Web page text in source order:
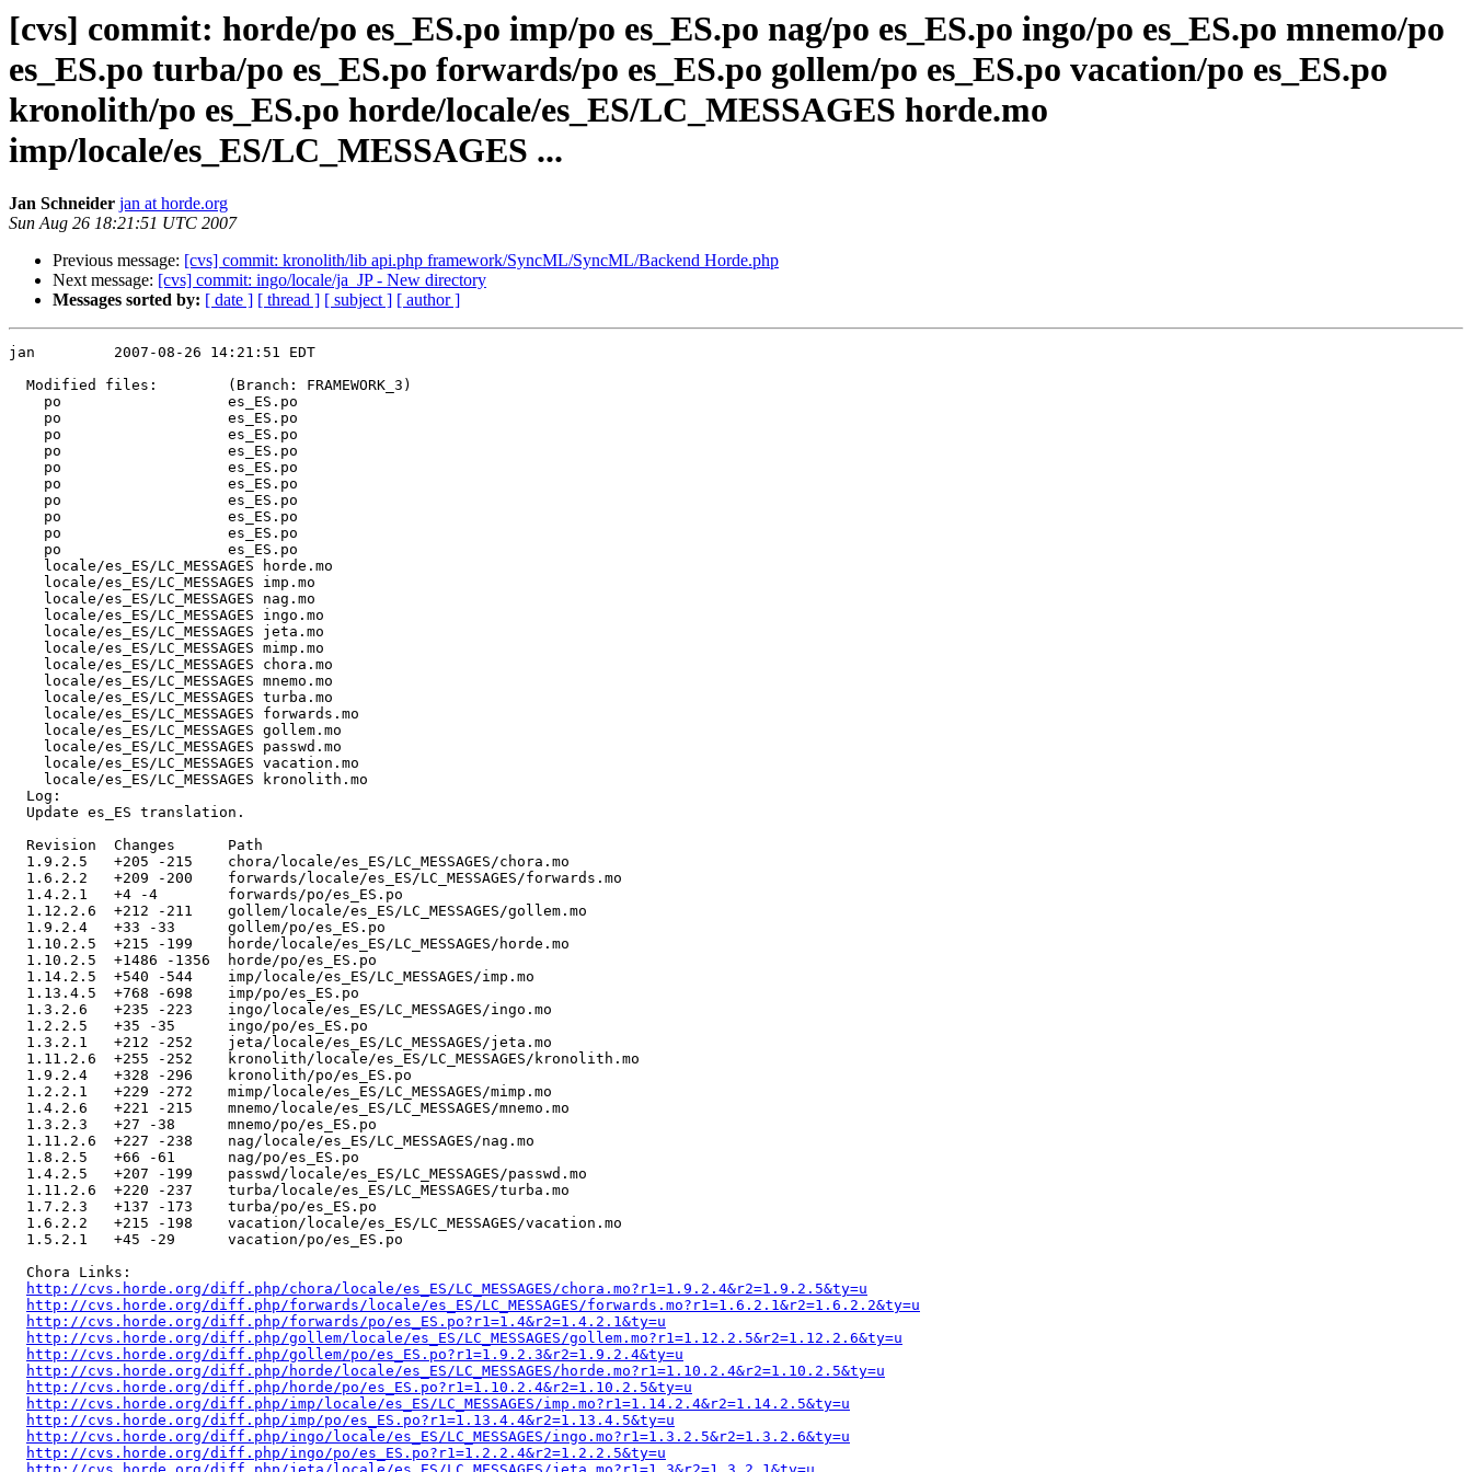
[cvs] commit: horde/po es_ES.po imp/po es_ES.po nag/po es_ES.po ingo/po es_ES.po mnemo/po
es_ES.po turba/po es_ES.po forwards/po es_ES.po gollem/po es_ES.po vacation/po es_ES.po
kronolith/po es_ES.po horde/locale/es_ES/LC_MESSAGES horde.mo
imp/locale/es_ES/LC_MESSAGES ...
Jan Schneider jan at horde.org
Sun Aug 26 18:21:51 UTC 2007
Previous message: [cvs] commit: kronolith/lib api.php framework/SyncML/SyncML/Backend Horde.php
Next message: [cvs] commit: ingo/locale/ja_JP - New directory
Messages sorted by: [ date ] [ thread ] [ subject ] [ author ]
jan         2007-08-26 14:21:51 EDT
  Modified files:        (Branch: FRAMEWORK_3)
    po                   es_ES.po
    po                   es_ES.po
    po                   es_ES.po
    po                   es_ES.po
    po                   es_ES.po
    po                   es_ES.po
    po                   es_ES.po
    po                   es_ES.po
    po                   es_ES.po
    po                   es_ES.po
    locale/es_ES/LC_MESSAGES horde.mo
    locale/es_ES/LC_MESSAGES imp.mo
    locale/es_ES/LC_MESSAGES nag.mo
    locale/es_ES/LC_MESSAGES ingo.mo
    locale/es_ES/LC_MESSAGES jeta.mo
    locale/es_ES/LC_MESSAGES mimp.mo
    locale/es_ES/LC_MESSAGES chora.mo
    locale/es_ES/LC_MESSAGES mnemo.mo
    locale/es_ES/LC_MESSAGES turba.mo
    locale/es_ES/LC_MESSAGES forwards.mo
    locale/es_ES/LC_MESSAGES gollem.mo
    locale/es_ES/LC_MESSAGES passwd.mo
    locale/es_ES/LC_MESSAGES vacation.mo
    locale/es_ES/LC_MESSAGES kronolith.mo
  Log:
  Update es_ES translation.
  Revision  Changes      Path
  1.9.2.5   +205 -215    chora/locale/es_ES/LC_MESSAGES/chora.mo
  1.6.2.2   +209 -200    forwards/locale/es_ES/LC_MESSAGES/forwards.mo
  1.4.2.1   +4 -4        forwards/po/es_ES.po
  1.12.2.6  +212 -211    gollem/locale/es_ES/LC_MESSAGES/gollem.mo
  1.9.2.4   +33 -33      gollem/po/es_ES.po
  1.10.2.5  +215 -199    horde/locale/es_ES/LC_MESSAGES/horde.mo
  1.10.2.5  +1486 -1356  horde/po/es_ES.po
  1.14.2.5  +540 -544    imp/locale/es_ES/LC_MESSAGES/imp.mo
  1.13.4.5  +768 -698    imp/po/es_ES.po
  1.3.2.6   +235 -223    ingo/locale/es_ES/LC_MESSAGES/ingo.mo
  1.2.2.5   +35 -35      ingo/po/es_ES.po
  1.3.2.1   +212 -252    jeta/locale/es_ES/LC_MESSAGES/jeta.mo
  1.11.2.6  +255 -252    kronolith/locale/es_ES/LC_MESSAGES/kronolith.mo
  1.9.2.4   +328 -296    kronolith/po/es_ES.po
  1.2.2.1   +229 -272    mimp/locale/es_ES/LC_MESSAGES/mimp.mo
  1.4.2.6   +221 -215    mnemo/locale/es_ES/LC_MESSAGES/mnemo.mo
  1.3.2.3   +27 -38      mnemo/po/es_ES.po
  1.11.2.6  +227 -238    nag/locale/es_ES/LC_MESSAGES/nag.mo
  1.8.2.5   +66 -61      nag/po/es_ES.po
  1.4.2.5   +207 -199    passwd/locale/es_ES/LC_MESSAGES/passwd.mo
  1.11.2.6  +220 -237    turba/locale/es_ES/LC_MESSAGES/turba.mo
  1.7.2.3   +137 -173    turba/po/es_ES.po
  1.6.2.2   +215 -198    vacation/locale/es_ES/LC_MESSAGES/vacation.mo
  1.5.2.1   +45 -29      vacation/po/es_ES.po
  Chora Links:
http://cvs.horde.org/diff.php/chora/locale/es_ES/LC_MESSAGES/chora.mo?r1=1.9.2.4&r2=1.9.2.5&ty=u
http://cvs.horde.org/diff.php/forwards/locale/es_ES/LC_MESSAGES/forwards.mo?r1=1.6.2.1&r2=1.6.2.2&ty=u
http://cvs.horde.org/diff.php/forwards/po/es_ES.po?r1=1.4&r2=1.4.2.1&ty=u
http://cvs.horde.org/diff.php/gollem/locale/es_ES/LC_MESSAGES/gollem.mo?r1=1.12.2.5&r2=1.12.2.6&ty=u
http://cvs.horde.org/diff.php/gollem/po/es_ES.po?r1=1.9.2.3&r2=1.9.2.4&ty=u
http://cvs.horde.org/diff.php/horde/locale/es_ES/LC_MESSAGES/horde.mo?r1=1.10.2.4&r2=1.10.2.5&ty=u
http://cvs.horde.org/diff.php/horde/po/es_ES.po?r1=1.10.2.4&r2=1.10.2.5&ty=u
http://cvs.horde.org/diff.php/imp/locale/es_ES/LC_MESSAGES/imp.mo?r1=1.14.2.4&r2=1.14.2.5&ty=u
http://cvs.horde.org/diff.php/imp/po/es_ES.po?r1=1.13.4.4&r2=1.13.4.5&ty=u
http://cvs.horde.org/diff.php/ingo/locale/es_ES/LC_MESSAGES/ingo.mo?r1=1.3.2.5&r2=1.3.2.6&ty=u
http://cvs.horde.org/diff.php/ingo/po/es_ES.po?r1=1.2.2.4&r2=1.2.2.5&ty=u